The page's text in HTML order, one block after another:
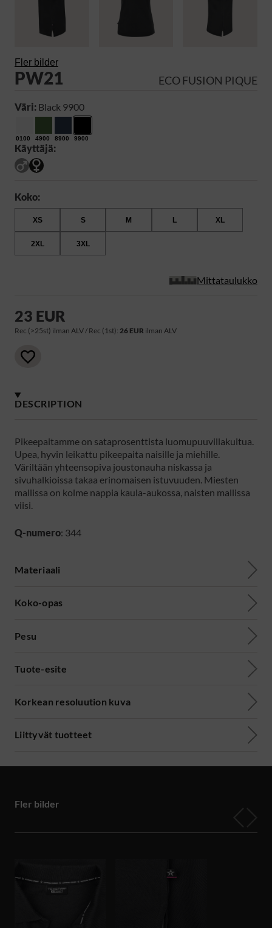
Fler bilder
PW21 ECO FUSION PIQUE
Väri: Black 9900
0100 4900 8900 9900
Käyttäjä:
Koko:
XS S M L XL
2XL 3XL
Mittataulukko
23 EUR
Rec (>25st) ilman ALV / Rec (1st): 26 EUR ilman ALV
DESCRIPTION
Pikeepaitamme on sataprosenttista luomupuuvillakuitua.
Upea, hyvin leikattu pikeepaita naisille ja miehille.
Väriltään yhteensopiva joustonauha niskassa ja
sivuhalkioissa takaa erinomaisen istuvuuden. Miesten
mallissa on kolme nappia kaula-aukossa, naisten mallissa
viisi.
Q-numero: 344
Materiaali
Koko-opas
Pesu
Tuote-esite
Korkean resoluution kuva
Liittyvät tuotteet
Fler bilder